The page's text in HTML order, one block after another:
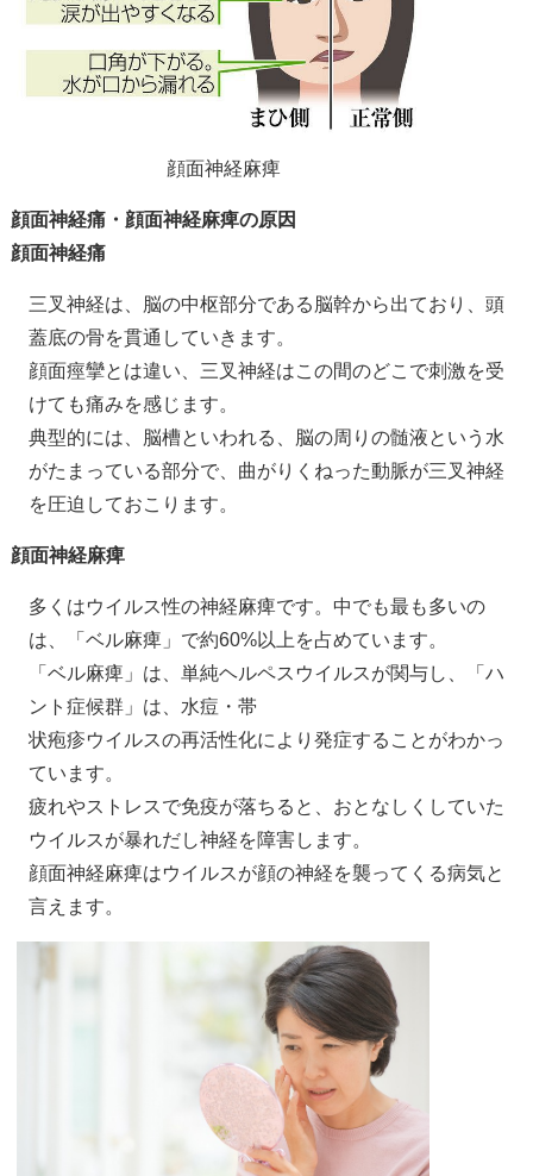
顔面神経麻痺
顔面神経痛・顔面神経麻痺の原因
顔面神経痛
三叉神経は、脳の中枢部分である脳幹から出ており、頭
蓋底の骨を貫通していきます。
顔面痙攣とは違い、三叉神経はこの間のどこで刺激を受
けても痛みを感じます。
典型的には、脳槽といわれる、脳の周りの髄液という水
がたまっている部分で、曲がりくねった動脈が三叉神経
を圧迫しておこります。
顔面神経麻痺
多くはウイルス性の神経麻痺です。中でも最も多いの
は、「ベル麻痺」で約60%以上を占めています。
「ベル麻痺」は、単純ヘルペスウイルスが関与し、「ハ
ント症候群」は、水痘・帯
状疱疹ウイルスの再活性化により発症することがわかっ
ています。
疲れやストレスで免疫が落ちると、おとなしくしていた
ウイルスが暴れだし神経を障害します。
顔面神経麻痺はウイルスが顔の神経を襲ってくる病気と
言えます。